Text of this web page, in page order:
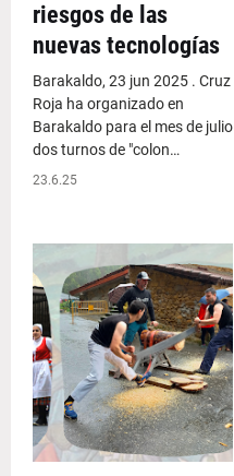
riesgos de las
nuevas tecnologías
Barakaldo, 23 jun 2025 . Cruz
Roja ha organizado en
Barakaldo para el mes de julio
dos turnos de "colon…
23.6.25